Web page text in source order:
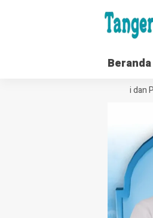
Beranda
Perkuat Tata Kelola Organisasi dan